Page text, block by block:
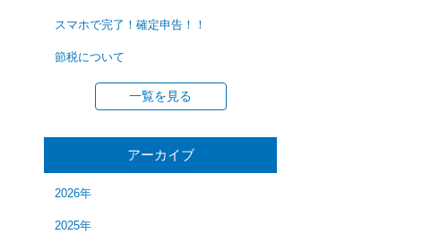
スマホで完了！確定申告！！
節税について
一覧を見る
アーカイブ
2026年
2025年